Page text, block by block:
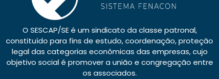
O SESCAP/SE é um sindicato da classe patronal,
constituído para fins de estudo, coordenação, proteção
legal das categorias econômicas das empresas, cujo
objetivo social é promover a união e congregação entre
os associados.